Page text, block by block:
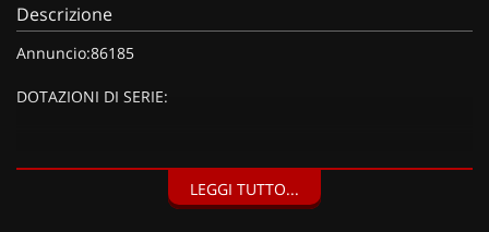
Descrizione
Annuncio:86185
DOTAZIONI DI SERIE:
Fari Fendinebbia, Sensori di parcheggio posteriori, Sedile
LEGGI TUTTO...